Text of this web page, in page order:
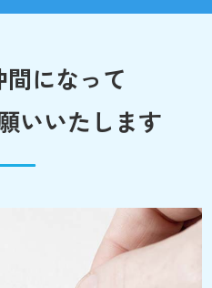
になって
いいたします